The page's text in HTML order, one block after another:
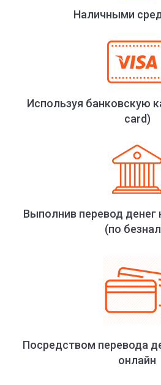
Наличными
Используя банковскую
card)
Выполнив перевод денег
(по
Посредством перевода
онлайн